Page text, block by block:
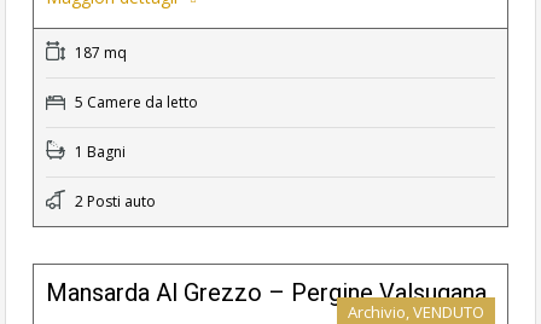
187 mq
5 Camere da letto
1 Bagni
2 Posti auto
Mansarda Al Grezzo – Pergine Valsugana
Archivio, VENDUTO